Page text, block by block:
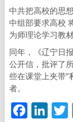
中共把高校的思
中组部要求高校
为师理论学习教材
同年，《辽宁日
公开信，批评了
些在课堂上夹带“
者。